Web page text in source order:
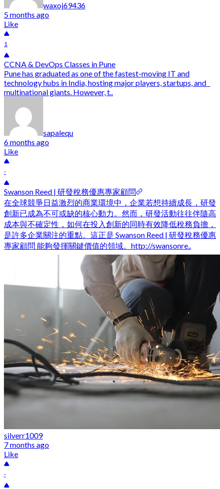
waxoj69436
5 months ago
Like
1
CCNA & DevOps Classes in Pune
Pune has graduated as one of the fastest-moving IT and
technology hubs in India, hosting major players, startups, and
multinational giants. However, t..
sapalequ
6 months ago
Like
-
Swanson Reed | 研發稅務優惠專家顧問
在全球競爭日益激烈的商業環境中，企業若想持續成長，研發
創新已成為不可或缺的核心動力。然而，研發活動往往伴隨高
成本與不確定性，如何在投入創新的同時有效降低稅務負擔，
是許多企業關注的重點。這正是 Swanson Reed | 研發稅務優惠
專家顧問 能夠發揮關鍵價值的領域。http://swansonre..
silverr1009
7 months ago
Like
-